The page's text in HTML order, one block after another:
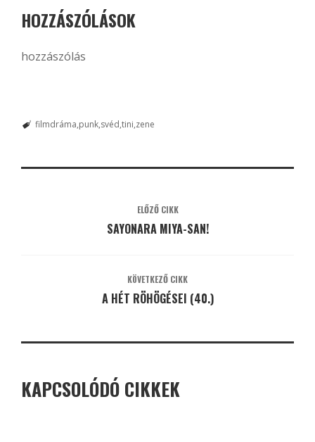
HOZZÁSZÓLÁSOK
hozzászólás
filmdráma punk svéd tini zene
ELŐZŐ CIKK
SAYONARA MIYA-SAN!
KÖVETKEZŐ CIKK
A HÉT RÖHÖGÉSEI (40.)
KAPCSOLÓDÓ CIKKEK